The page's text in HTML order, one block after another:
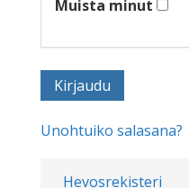
Hevosrekisteri
Muista minut
Unohtuiko salasana?